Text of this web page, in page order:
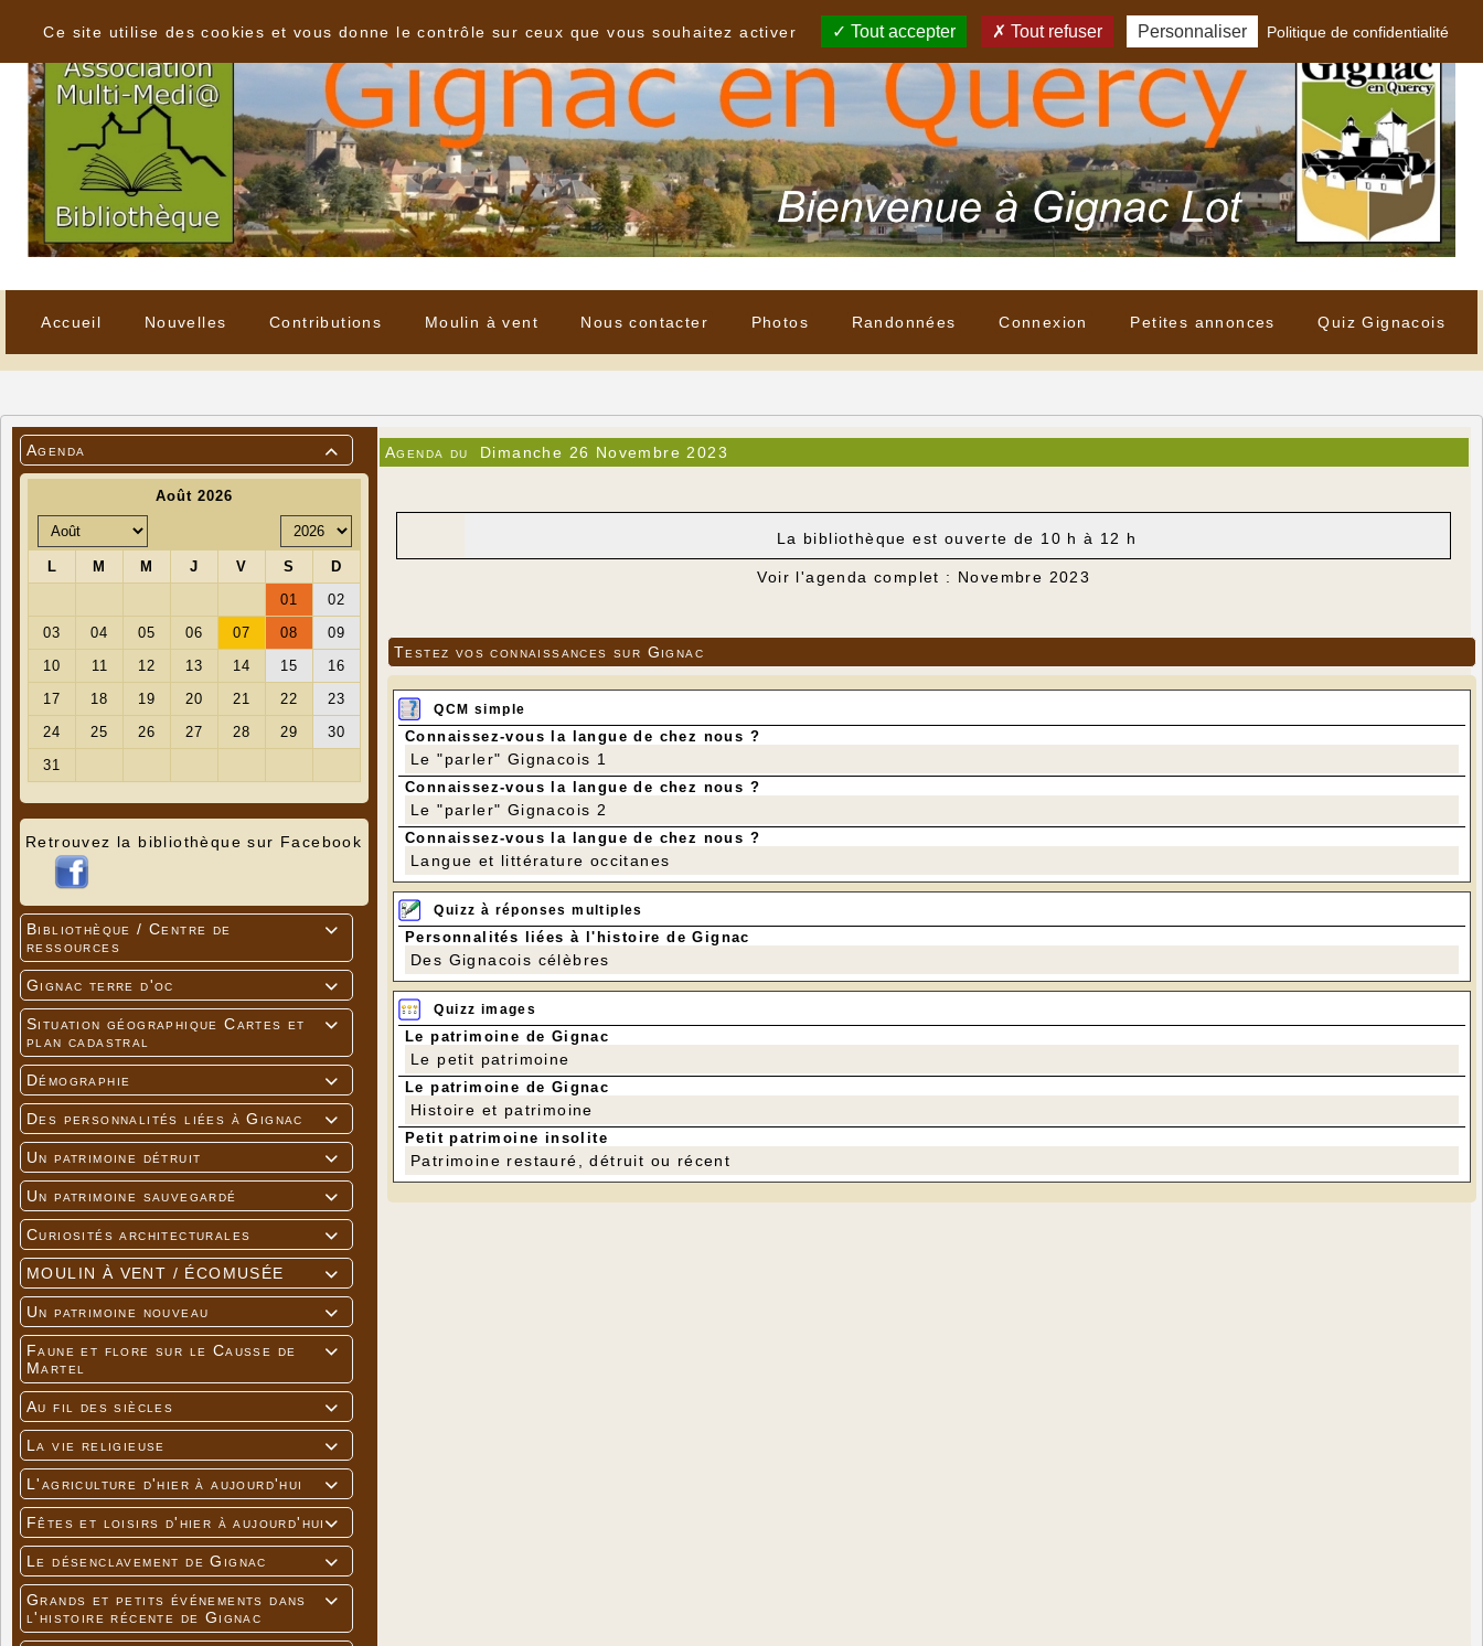
Accueil Nouvelles Contributions Moulin à vent Nous contacter Photos Randonnées Connexion Petites annonces Quiz Gignacois

Agenda
Retrouvez la bibliothèque sur Facebook

Bibliothèque / Centre de
ressources

Gignac terre d'oc

Situation géographique Cartes et
plan cadastral

Démographie

Des personnalités liées à Gignac

Un patrimoine détruit

Un patrimoine sauvegardé

Curiosités architecturales

MOULIN À VENT / ÉCOMUSÉE

Un patrimoine nouveau

Faune et flore sur le Causse de
Martel

Au fil des siècles

La vie religieuse

L'agriculture d'hier à aujourd'hui

Fêtes et loisirs d'hier à aujourd'hui

Le désenclavement de Gignac

Grands et petits événements dans
l'histoire récente de Gignac
Agenda du Dimanche 26 Novembre 2023
La bibliothèque est ouverte de 10 h à 12 h
Voir l'agenda complet : Novembre 2023
Testez vos connaissances sur Gignac
QCM simple
Connaissez-vous la langue de chez nous ?
Le "parler" Gignacois 1
Connaissez-vous la langue de chez nous ?
Le "parler" Gignacois 2
Connaissez-vous la langue de chez nous ?
Langue et littérature occitanes
Quizz à réponses multiples
Personnalités liées à l'histoire de Gignac
Des Gignacois célèbres
Quizz images
Le patrimoine de Gignac
Le petit patrimoine
Le patrimoine de Gignac
Histoire et patrimoine
Petit patrimoine insolite
Patrimoine restauré, détruit ou récent
Ce site utilise des cookies et vous donne le contrôle sur ceux que vous souhaitez activer
Tout accepter Tout refuser Personnaliser Politique de confidentialité